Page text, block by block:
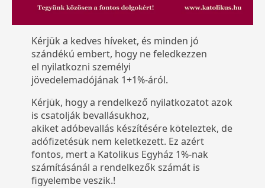
Kérjük a kedves híveket, és minden jó
szándékú embert, hogy ne feledkezzen
el nyilatkozni személyi
jövedelemadójának 1+1%-áról.
Kérjük, hogy a rendelkező nyilatkozatot azok
is csatolják bevallásukhoz,
akiket adóbevallás készítésére köteleztek, de
adófizetésük nem keletkezett. Ez azért
fontos, mert a Katolikus Egyház 1%-nak
számításánál a rendelkezők számát is
figyelembe veszik.!